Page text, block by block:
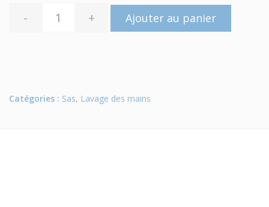
- + Ajouter au panier
Catégories : Sas, Lavage des mains